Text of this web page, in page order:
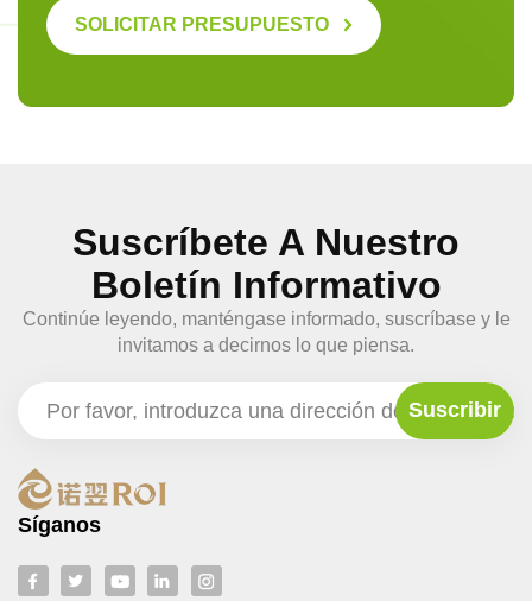
SOLICITAR PRESUPUESTO
Suscríbete A Nuestro
Boletín Informativo
Continúe leyendo, manténgase informado, suscríbase y le
invitamos a decirnos lo que piensa.
Síganos